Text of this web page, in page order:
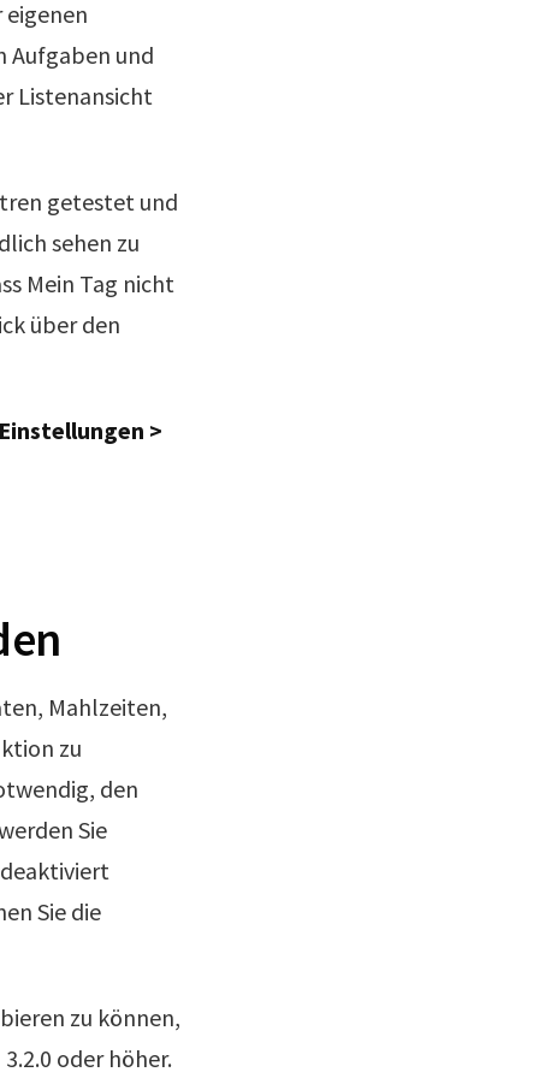
eigenen
Aufgaben und
Listenansicht
getestet und
sehen zu
Mein Tag nicht
über den
>
Mahlzeiten,
zu
den
Sie
Sie die
zu können,
oder höher.